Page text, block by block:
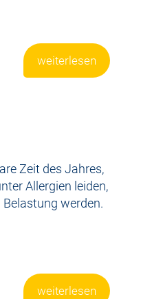
weiterlesen
Zeit des Jahres,
Allergien leiden,
werden.
weiterlesen